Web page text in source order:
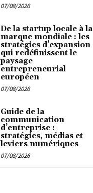
07/08/2026
De la startup locale à la
marque mondiale : les
stratégies d’expansion
qui redéfinissent le
paysage
entrepreneurial
européen
07/08/2026
Guide de la
communication
d’entreprise :
stratégies, médias et
leviers numériques
07/08/2026